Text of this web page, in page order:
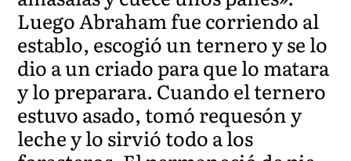
Luego Abraham fue corriendo al
establo, escogió un ternero y se lo
dio a un criado para que lo matara
y lo preparara. Cuando el ternero
estuvo asado, tomó requesón y
leche y lo sirvió todo a los